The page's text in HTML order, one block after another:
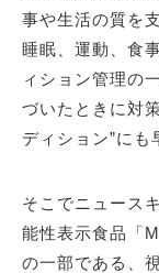
事や生活の質を
睡眠、運動、食
ィション管理の
づいたときに対
ディション”に
そこでニュース
能性表示食品「
の一部である、